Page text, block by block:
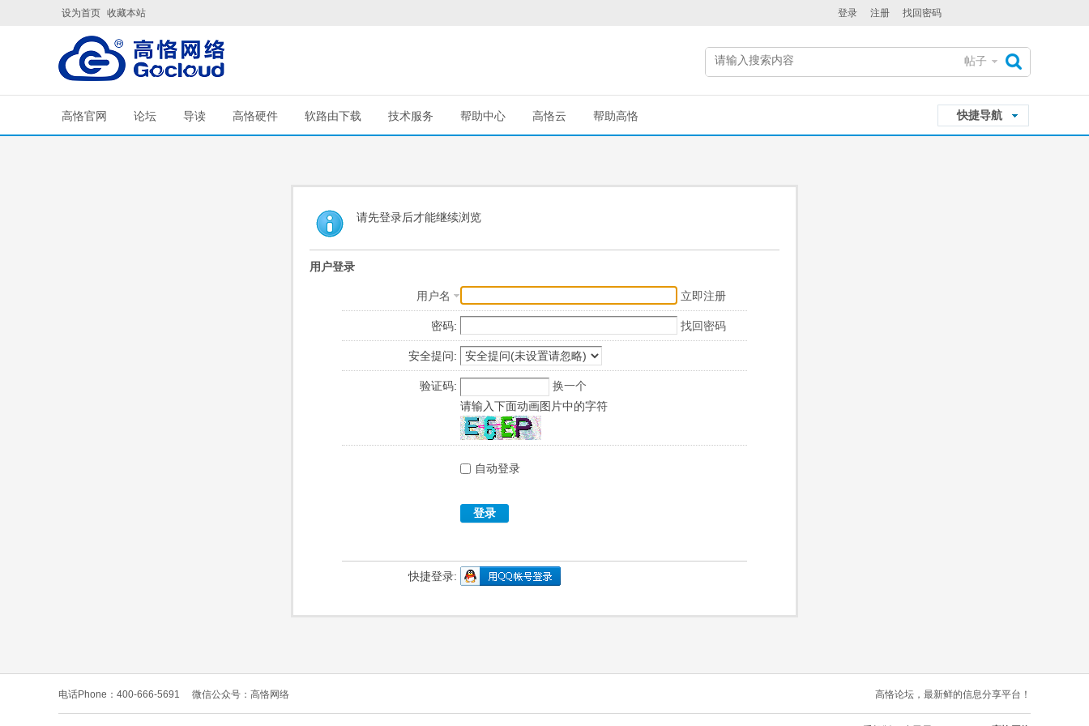
设为首页 收藏本站 登录 注册 找回密码
帖子
快捷导航
高恪官网 论坛 导读 高恪硬件 软路由下载 技术服务 帮助中心 高恪云 帮助高恪
请先登录后才能继续浏览
用户登录
用户名 立即注册
密码: 找回密码
安全提问:
验证码:
换一个
请输入下面动画图片中的字符
自动登录
登录
快捷登录:
电话Phone：400-666-5691 微信公众号：高恪网络 高恪论坛，最新鲜的信息分享平台！